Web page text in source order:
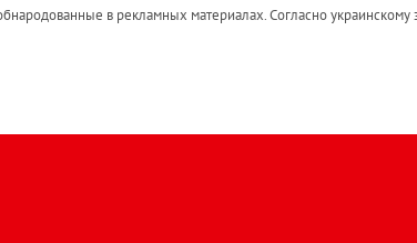
в рекламных материалах. Согласно украинскому